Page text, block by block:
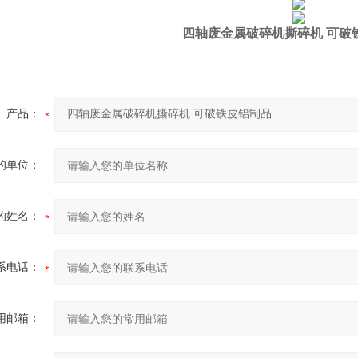
四轴废金属破碎机撕碎机 可破
产品：
单位：
姓名：
电话：
邮箱：